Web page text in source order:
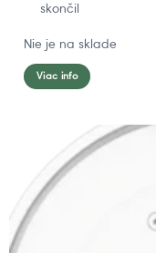
skončil
Nie je na sklade
Viac info